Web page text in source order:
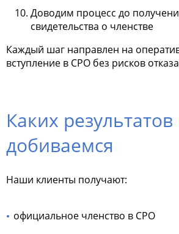
Доводим процесс до
свидетельства о членстве
Каждый шаг направлен на
вступление в СРО без рисков
Каких
добиваемся
Наши клиенты получают:
официальное членство в СРО